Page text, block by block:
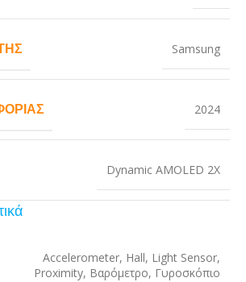
Samsung
2024
Dynamic AMOLED 2X
Accelerometer, Hall, Light Sensor,
Proximity, Βαρόμετρο, Γυροσκόπιο